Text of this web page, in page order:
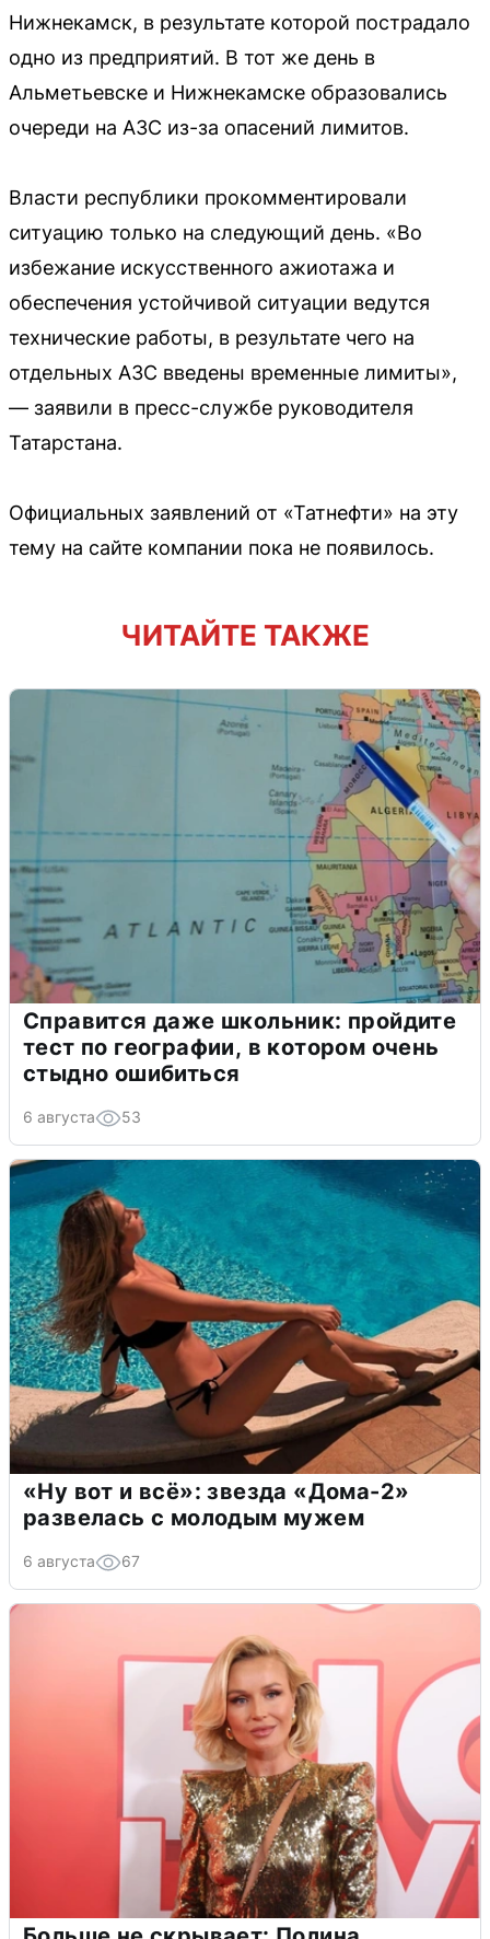
Нижнекамск, в результате которой пострадало
одно из предприятий. В тот же день в
Альметьевске и Нижнекамске образовались
очереди на АЗС из-за опасений лимитов.
Власти республики прокомментировали
ситуацию только на следующий день. «Во
избежание искусственного ажиотажа и
обеспечения устойчивой ситуации ведутся
технические работы, в результате чего на
отдельных АЗС введены временные лимиты»,
— заявили в пресс-службе руководителя
Татарстана.
Официальных заявлений от «Татнефти» на эту
тему на сайте компании пока не появилось.
ЧИТАЙТЕ ТАКЖЕ
Справится даже школьник: пройдите
тест по географии, в котором очень
стыдно ошибиться
6 августа 53
«Ну вот и всё»: звезда «Дома-2»
развелась с молодым мужем
6 августа 67